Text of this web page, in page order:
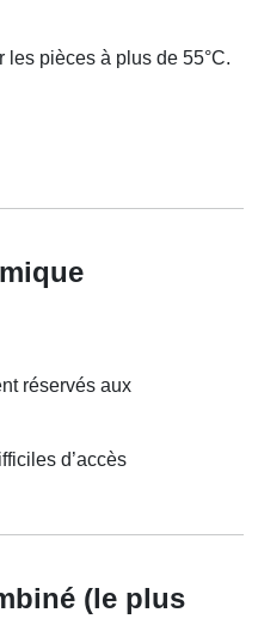
les pièces à plus de 55°C.
réservés aux
d’accès
(le plus